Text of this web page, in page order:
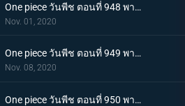
One piece วันพีช ตอนที่ 948 พากย์ไทย เปิดฉากโต้กลับ! ลูฟี่และเหล่าซามูไรฝักดาบแดง!
Nov. 01, 2020
One piece วันพีช ตอนที่ 949 พากย์ไทย มาเพื่อชนะ! เสียงร้องที่สิ้นหวังของลูฟี่
Nov. 08, 2020
One piece วันพีช ตอนที่ 950 พากย์ไทย ความฝันของเหล่าทหาร! ลูฟี่ยึดครองอุด้ง!